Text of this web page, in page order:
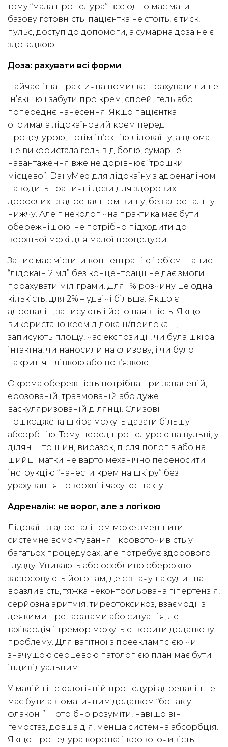
тому “мала процедура” все одно має мати
базову готовність: пацієнтка не стоїть, є тиск,
пульс, доступ до допомоги, а сумарна доза не є
здогадкою.
Доза: рахувати всі форми
Найчастіша практична помилка – рахувати лише
ін’єкцію і забути про крем, спрей, гель або
попереднє нанесення. Якщо пацієнтка
отримала лідокаїновий крем перед
процедурою, потім ін’єкцію лідокаїну, а вдома
ще використала гель від болю, сумарне
навантаження вже не дорівнює “трошки
місцево”. DailyMed для лідокаїну з адреналіном
наводить граничні дози для здорових
дорослих: із адреналіном вищу, без адреналіну
нижчу. Але гінекологічна практика має бути
обережнішою: не потрібно підходити до
верхньої межі для малої процедури.
Запис має містити концентрацію і об’єм. Напис
“лідокаїн 2 мл” без концентрації не дає змоги
порахувати міліграми. Для 1% розчину це одна
кількість, для 2% – удвічі більша. Якщо є
адреналін, записують і його наявність. Якщо
використано крем лідокаїн/прилокаїн,
записують площу, час експозиції, чи була шкіра
інтактна, чи наносили на слизову, і чи було
накриття плівкою або пов’язкою.
Окрема обережність потрібна при запаленій,
ерозованій, травмованій або дуже
васкуляризованій ділянці. Слизові і
пошкоджена шкіра можуть давати більшу
абсорбцію. Тому перед процедурою на вульві, у
ділянці тріщин, виразок, після пологів або на
шийці матки не варто механічно переносити
інструкцію “нанести крем на шкіру” без
урахування поверхні і часу контакту.
Адреналін: не ворог, але з логікою
Лідокаїн з адреналіном може зменшити
системне всмоктування і кровоточивість у
багатьох процедурах, але потребує здорового
глузду. Уникають або особливо обережно
застосовують його там, де є значуща судинна
вразливість, тяжка неконтрольована гіпертензія,
серйозна аритмія, тиреотоксикоз, взаємодії з
деякими препаратами або ситуація, де
тахікардія і тремор можуть створити додаткову
проблему. Для вагітної з прееклампсією чи
значущою серцевою патологією план має бути
індивідуальним.
У малій гінекологічній процедурі адреналін не
має бути автоматичним додатком “бо так у
флаконі”. Потрібно розуміти, навіщо він:
гемостаз, довша дія, менша системна абсорбція.
Якщо процедура коротка і кровоточивість